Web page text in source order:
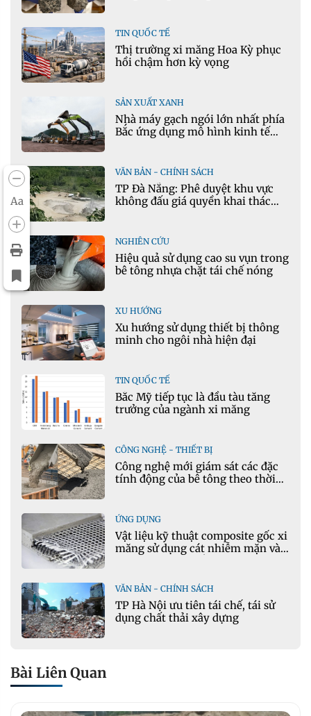
Aa
TIN QUỐC TẾ
Thị trường xi măng Hoa Kỳ phục
hồi chậm hơn kỳ vọng
SẢN XUẤT XANH
Nhà máy gạch ngói lớn nhất phía
Bắc ứng dụng mô hình kinh tế
VĂN BẢN - CHÍNH SÁCH
TP Đà Nẵng: Phê duyệt khu vực
không đấu giá quyền khai thác
NGHIÊN CỨU
Hiệu quả sử dụng cao su vụn trong
bê tông nhựa chặt tái chế nóng
XU HƯỚNG
Xu hướng sử dụng thiết bị thông
minh cho ngôi nhà hiện đại
TIN QUỐC TẾ
Bắc Mỹ tiếp tục là đầu tàu tăng
trưởng của ngành xi măng
CÔNG NGHỆ - THIẾT BỊ
Công nghệ mới giám sát các đặc
tính động của bê tông theo thời
ỨNG DỤNG
Vật liệu kỹ thuật composite gốc xi
măng sử dụng cát nhiễm mặn và
VĂN BẢN - CHÍNH SÁCH
TP Hà Nội ưu tiên tái chế, tái sử
dụng chất thải xây dựng
Bài Liên Quan